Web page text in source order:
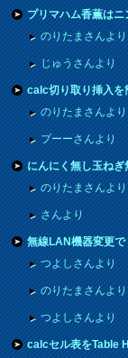
プリマハム香薫は
のりたまさんより
じゅうさんより
calc切り取り挿入
のりたまさんより
プーーさんより
にんにく無し玉ね
のりたまさんより
さんより
無線LAN機器変更
つよしさんより
のりたまさんより
つよしさんより
calcセル表をTable